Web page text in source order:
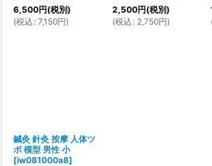
6,500円(税別)
(税込 : 7,150円)
2,500円(税別)
(税込 : 2,750円)
鍼灸 針灸 按摩 人体ツ
ボ 模型 男性 小
[iw081000a8]